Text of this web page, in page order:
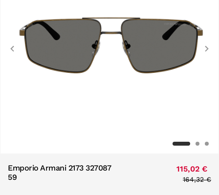
Previous
Emporio Armani 2173 327087
59
115,02 €
Price
164,32 €